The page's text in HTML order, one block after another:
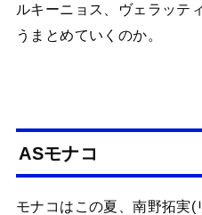
ルキーニョス、ヴェラッテ
うまとめていくのか。
ASモナコ
モナコはこの夏、南野拓実